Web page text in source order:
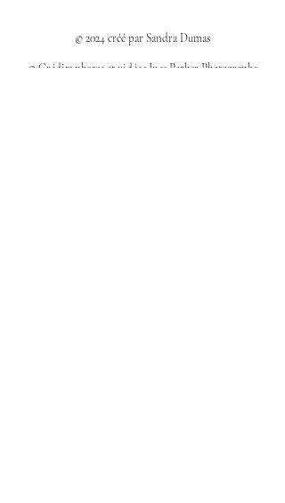
© 2024 créé par Sandra Dumas
© Crédits photos et vidéos Ines Parker Photographe